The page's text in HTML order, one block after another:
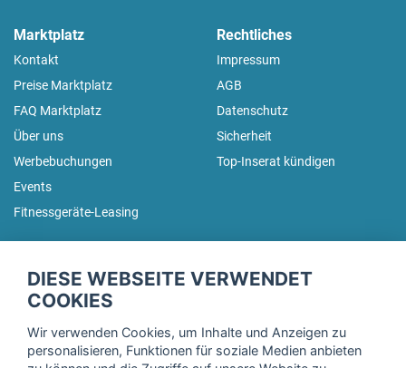
Marktplatz
Kontakt
Preise Marktplatz
FAQ Marktplatz
Über uns
Werbebuchungen
Events
Fitnessgeräte-Leasing
Rechtliches
Impressum
AGB
Datenschutz
Sicherheit
Top-Inserat kündigen
Trage dich hier für unseren Newsletter ein und erhalte regelmäßig
DIESE WEBSEITE VERWENDET
COOKIES
Wir verwenden Cookies, um Inhalte und Anzeigen zu
personalisieren, Funktionen für soziale Medien anbieten